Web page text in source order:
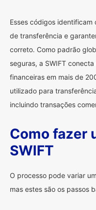
Esses códigos
de transferência e
correto. Como padrão
seguras, a SWIFT
financeiras em mais de
utilizado para
incluindo transações
Como fazer
SWIFT
O processo pode variar
mas estes são os passos